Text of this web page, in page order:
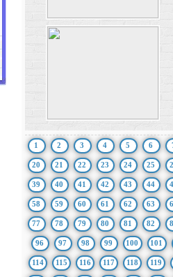
1 2 3 4 5 6
20 21 22 23 24 25
39 40 41 42 43 44
58 59 60 61 62 63
77 78 79 80 81 82
96 97 98 99 100 101
114 115 116 117 118 119